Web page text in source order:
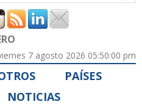
7 agosto 2026 05:50:00 pm
PAÍSES
NOTICIAS